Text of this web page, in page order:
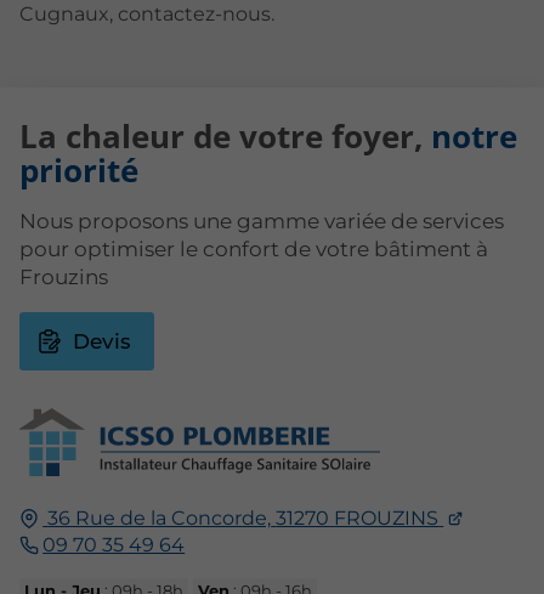
Cugnaux, contactez-nous.
36 Rue de la Concorde, 31270 FROUZINS
09 70 35 49 64
La chaleur de votre foyer, notre
priorité
Nous proposons une gamme variée de services
pour optimiser le confort de votre bâtiment à
Frouzins
Devis